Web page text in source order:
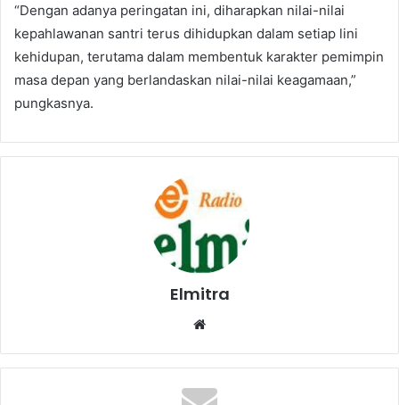
“Dengan adanya peringatan ini, diharapkan nilai-nilai
kepahlawanan santri terus dihidupkan dalam setiap lini
kehidupan, terutama dalam membentuk karakter pemimpin
masa depan yang berlandaskan nilai-nilai keagamaan,”
pungkasnya.
Elmitra
Website